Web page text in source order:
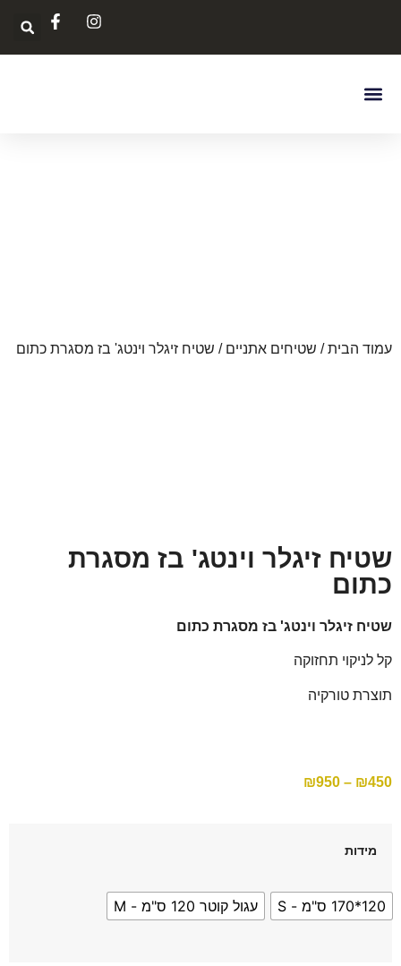
עמוד הבית/ שטיחים אתניים / שטיח זיגלר וינטג' בז מסגרת כתום
שטיח זיגלר וינטג' בז מסגרת
כתום
שטיח זיגלר וינטג' בז מסגרת כתום
קל לניקוי תחזוקה
תוצרת טורקיה
₪450
–
₪950
מידות
120*170 ס"מ - S עגול קוטר 120 ס"מ - M